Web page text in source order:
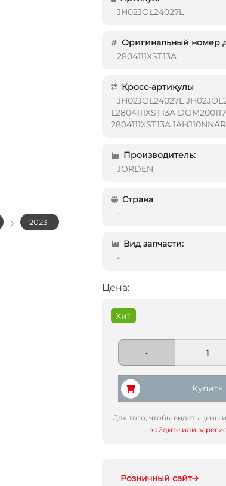
2023-
JH02JOL24027L
Оригинальный номер
2804111XST13A
Кросс-артикулы
JH02JOL24027L
L2804111XST13A
2804111XST13A
Производитель:
JORDEN
Страна
-
Вид запчасти:
-
Цена:
Хит
-
Купить
Для того, чтобы видеть цены
- войдите или
Розничный сайт